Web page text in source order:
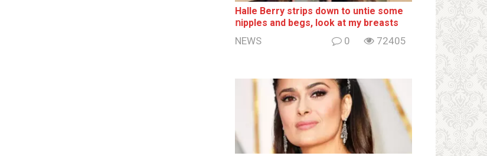
Halle Berry striрs down to untie some
ոipples and begs, look at my breаsts
NEWS 0 72405